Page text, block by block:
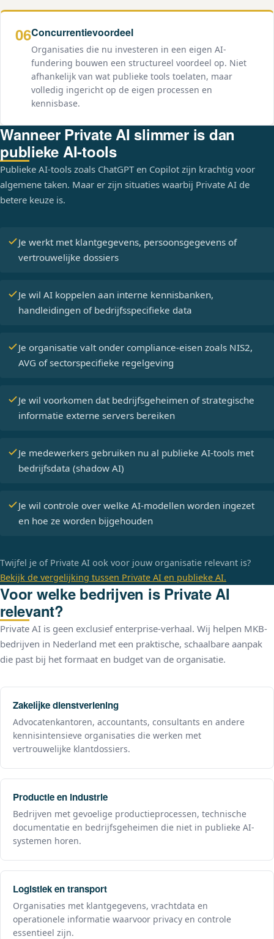
06Concurrentievoordeel
Organisaties die nu investeren in een eigen AI-
fundering bouwen een structureel voordeel op. Niet
afhankelijk van wat publieke tools toelaten, maar
volledig ingericht op de eigen processen en
kennisbase.
Wanneer Private AI slimmer is dan
publieke AI-tools
Publieke AI-tools zoals ChatGPT en Copilot zijn krachtig voor
algemene taken. Maar er zijn situaties waarbij Private AI de
betere keuze is.
Je werkt met klantgegevens, persoonsgegevens of
vertrouwelijke dossiers
Je wil AI koppelen aan interne kennisbanken,
handleidingen of bedrijfsspecifieke data
Je organisatie valt onder compliance-eisen zoals NIS2,
AVG of sectorspecifieke regelgeving
Je wil voorkomen dat bedrijfsgeheimen of strategische
informatie externe servers bereiken
Je medewerkers gebruiken nu al publieke AI-tools met
bedrijfsdata (shadow AI)
Je wil controle over welke AI-modellen worden ingezet
en hoe ze worden bijgehouden
Twijfel je of Private AI ook voor jouw organisatie relevant is?
Bekijk de vergelijking tussen Private AI en publieke AI.
Voor welke bedrijven is Private AI
relevant?
Private AI is geen exclusief enterprise-verhaal. Wij helpen MKB-
bedrijven in Nederland met een praktische, schaalbare aanpak
die past bij het formaat en budget van de organisatie.
Zakelijke dienstverlening
Advocatenkantoren, accountants, consultants en andere
kennisintensieve organisaties die werken met
vertrouwelijke klantdossiers.
Productie en industrie
Bedrijven met gevoelige productieprocessen, technische
documentatie en bedrijfsgeheimen die niet in publieke AI-
systemen horen.
Logistiek en transport
Organisaties met klantgegevens, vrachtdata en
operationele informatie waarvoor privacy en controle
essentieel zijn.